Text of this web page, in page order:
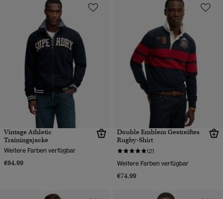
Vintage Athletic
Trainingsjacke
Weitere Farben verfügbar
€94.99
Double Emblem Gestreiftes
Rugby-Shirt
(2)
Weitere Farben verfügbar
€74.99